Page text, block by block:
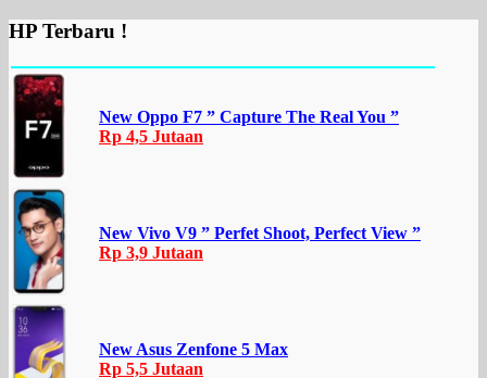
HP Terbaru !
New Oppo F7 ” Capture The Real You ”
Rp 4,5 Jutaan
New Vivo V9 ” Perfet Shoot, Perfect View ”
Rp 3,9 Jutaan
New Asus Zenfone 5 Max
Rp 5,5 Jutaan